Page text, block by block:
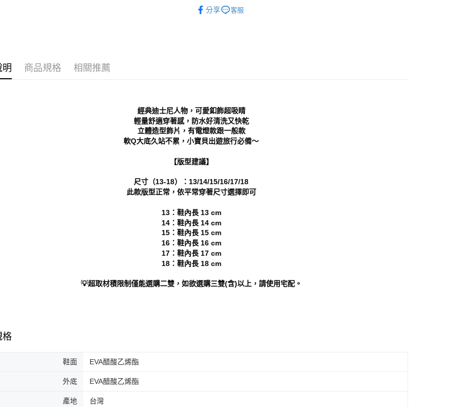
絡購買商品的店家。未經商家同意取消之訂單仍視為有效，需透過AFTEE
https://aftee.tw/terms/#terms3
３．未成年的使用者請事先徵得法定代理人或監護人之同意方可使用
「AFTEE先享後付」，若未經同意申辦者引起之損失，本公司不負相關責
任。
即時審查核予不同之上限額度；若仍有額度不足之情形，本公司將視審查
結果請求用戶進行身份認證。
形，恩沛科技股份有限公司將有權停止該用戶之使用額度並採取法律行
動。
7-11 取貨付款
分享 客服
明 商品規格 相關推薦
經典迪士尼人物，可愛釦飾超吸睛
輕量舒適穿著感，防水好清洗又快乾
立體造型飾片，有電燈款跟一般款
軟Q大底久站不累，小寶貝出遊旅行必備～
【版型建議】
尺寸（13-18）：13/14/15/16/17/18
此款版型正常，依平常穿著尺寸選擇即可
13：鞋內長 13 cm
14：鞋內長 14 cm
15：鞋內長 15 cm
16：鞋內長 16 cm
17：鞋內長 17 cm
18：鞋內長 18 cm
💡超取材積限制僅能選購二雙，如欲選購三雙(含)以上，請使用宅配。
格
鞋面 EVA醋酸乙烯酯
外底 EVA醋酸乙烯酯
產地 台灣